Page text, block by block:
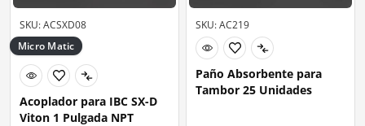
SKU: ACSXD08
Micro Matic
Acoplador para IBC SX-D
Viton 1 Pulgada NPT
SKU: AC219
Paño Absorbente para
Tambor 25 Unidades